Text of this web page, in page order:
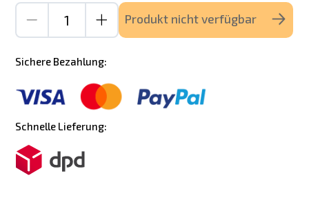
Produkt nicht verfügbar
Sichere Bezahlung:
Schnelle Lieferung: